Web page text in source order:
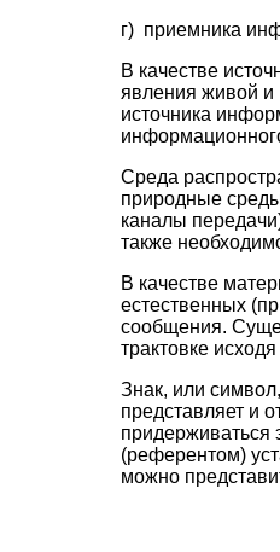
г) приемника
В качестве
явления живой и
источника
Среда
природные
каналы
также
В качестве
естественных
сообщения.
трактовке
Знак, или
представляет и
придерживаться
(референтом)
можно